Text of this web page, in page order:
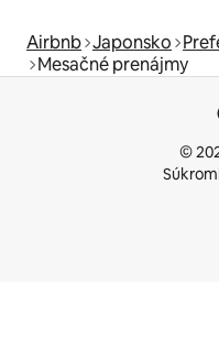
Airbnb Japonsko
Mesačné prenájmy
©